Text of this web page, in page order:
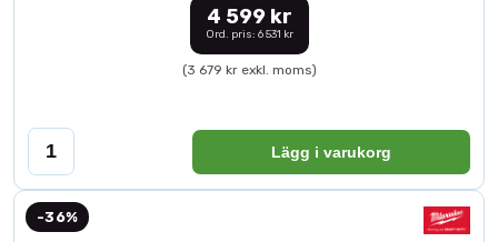
4 599 kr
Ord. pris: 6 531 kr
(3 679 kr exkl. moms)
Lägg i varukorg
-36%